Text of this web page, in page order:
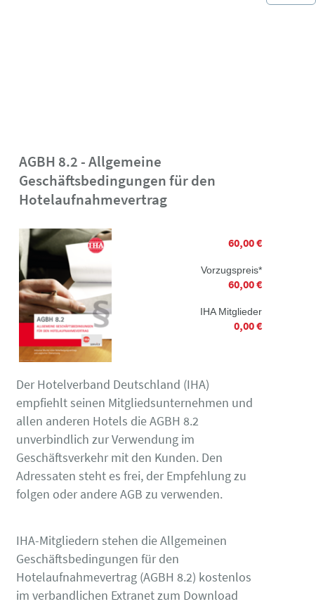
AGBH 8.2 - Allgemeine
Geschäftsbedingungen für den
Hotelaufnahmevertrag
60,00 €
Vorzugspreis*
60,00 €
IHA Mitglieder
0,00 €
Der Hotelverband Deutschland (IHA)
empfiehlt seinen Mitgliedsunternehmen und
allen anderen Hotels die AGBH 8.2
unverbindlich zur Verwendung im
Geschäftsverkehr mit den Kunden. Den
Adressaten steht es frei, der Empfehlung zu
folgen oder andere AGB zu verwenden.
IHA-Mitgliedern stehen die Allgemeinen
Geschäftsbedingungen für den
Hotelaufnahmevertrag (AGBH 8.2) kostenlos
im verbandlichen Extranet zum Download